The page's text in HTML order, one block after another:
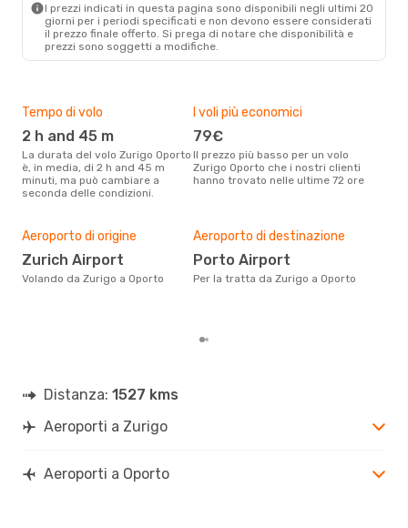
Mer 30 Set- Dom 4 Ott
Vueling1 Scalo
ZRH- OPO
OPO- ZRH
I prezzi indicati in questa pagina sono disponibili negli ultimi 20
giorni per i periodi specificati e non devono essere considerati
il ​​prezzo finale offerto. Si prega di notare che disponibilità e
prezzi sono soggetti a modifiche.
Tempo di volo
2 h and 45 m
La durata del volo Zurigo Oporto
è, in media, di 2 h and 45 m
minuti, ma può cambiare a
seconda delle condizioni.
I voli più economici
79€
Il prezzo più basso per un volo
Zurigo Oporto che i nostri clienti
hanno trovato nelle ultime 72 ore
Aeroporto di origine
Zurich Airport
Volando da Zurigo a Oporto
Aeroporto di destinazione
Porto Airport
Per la tratta da Zurigo a Oporto
Distanza: 1527 kms
Aeroporti a Zurigo
Aeroporti a Oporto